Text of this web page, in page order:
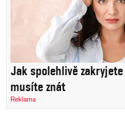
Jak spolehlivě
musíte znát
Reklama